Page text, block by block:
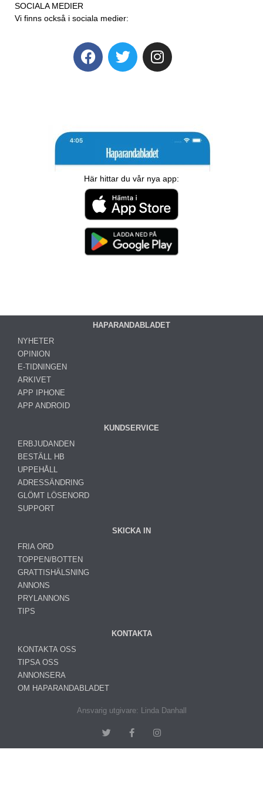
SOCIALA MEDIER
Vi finns också i sociala medier:
Här hittar du vår nya app:
HAPARANDABLADET
NYHETER
OPINION
E-TIDNINGEN
ARKIVET
APP IPHONE
APP ANDROID
KUNDSERVICE
ERBJUDANDEN
BESTÄLL HB
UPPEHÅLL
ADRESSÄNDRING
GLÖMT LÖSENORD
SUPPORT
SKICKA IN
FRIA ORD
TOPPEN/BOTTEN
GRATTISHÄLSNING
ANNONS
PRYLANNONS
TIPS
KONTAKTA
KONTAKTA OSS
TIPSA OSS
ANNONSERA
OM HAPARANDABLADET
Ansvarig utgivare: Linda Danhall